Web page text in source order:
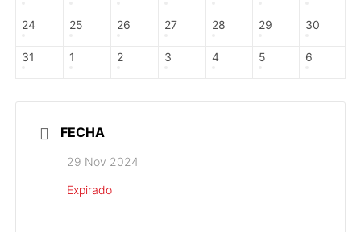
24 25 26 27 28 29 30
31 1 2 3 4 5 6
FECHA
29 Nov 2024
Expirado